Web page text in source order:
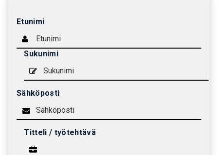
Etunimi
Sukunimi
Sähköposti
Titteli / työtehtävä